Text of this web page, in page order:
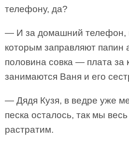
телефону, да?
— И за домашний телефон,
которым заправляют
половина совка — плата за
занимаются Ваня и его
— Дядя Кузя, в ведре уже
песка осталось, так мы
растратим.